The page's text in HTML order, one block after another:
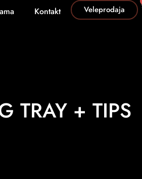
Kontakt Veleprodaja
TRAY + TIPS